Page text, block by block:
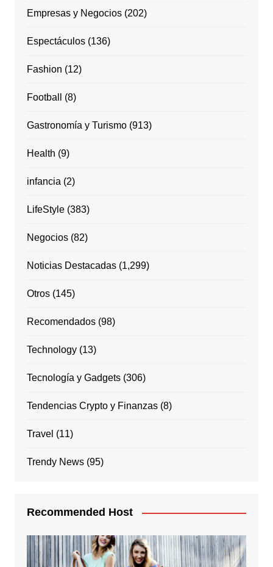
Empresas y Negocios(202)
Espectáculos(136)
Fashion (12)
Football (8)
Gastronomía y Turismo(913)
Health (9)
infancia (2)
LifeStyle(383)
Negocios(82)
Noticias Destacadas(1,299)
Otros(145)
Recomendados(98)
Technology(13)
Tecnología y Gadgets(306)
Tendencias Crypto y Finanzas(8)
Travel (11)
Trendy News(95)
Recommended Host